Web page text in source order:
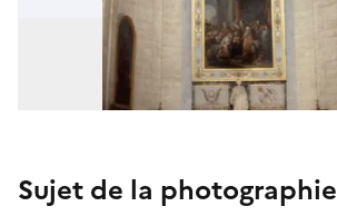
Sujet de la photographie